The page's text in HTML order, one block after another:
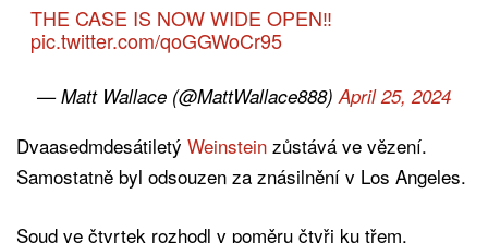
THE CASE IS NOW WIDE OPEN‼️
pic.twitter.com/qoGGWoCr95
— Matt Wallace (@MattWallace888) April 25, 2024
Dvaasedmdesátiletý Weinstein zůstává ve vězení.
Samostatně byl odsouzen za znásilnění v Los Angeles.
Soud ve čtvrtek rozhodl v poměru čtyři ku třem.